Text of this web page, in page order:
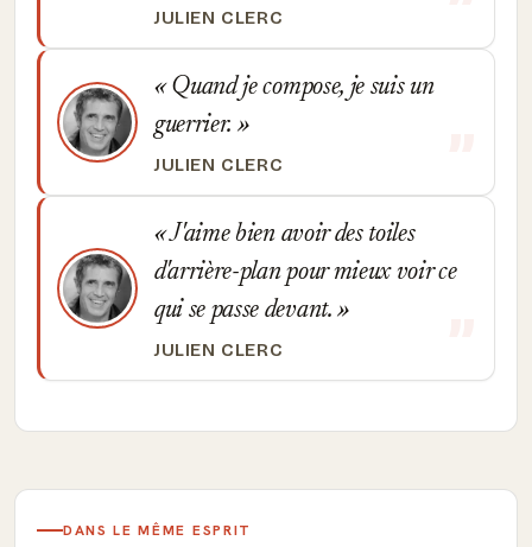
JULIEN CLERC
Quand je compose, je suis un
guerrier.
JULIEN CLERC
J'aime bien avoir des toiles
d'arrière-plan pour mieux voir ce
qui se passe devant.
JULIEN CLERC
DANS LE MÊME ESPRIT